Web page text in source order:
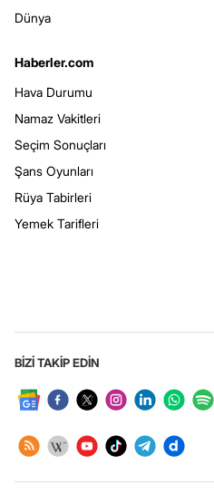
Dünya
Haberler.com
Hava Durumu
Namaz Vakitleri
Seçim Sonuçları
Şans Oyunları
Rüya Tabirleri
Yemek Tarifleri
BİZİ TAKİP EDİN